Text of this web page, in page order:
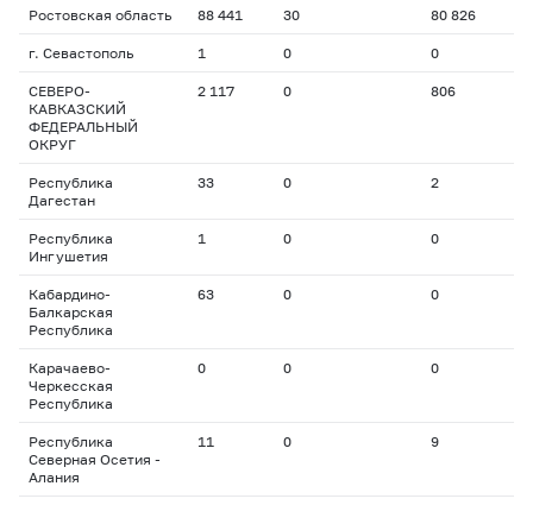
Ростовская область 88 441 30 80 826
г. Севастополь 1 0 0
СЕВЕРО-
КАВКАЗСКИЙ
ФЕДЕРАЛЬНЫЙ
ОКРУГ
2 117 0 806
Республика
Дагестан
33 0 2
Республика
Ингушетия
1 0 0
Кабардино-
Балкарская
Республика
63 0 0
Карачаево-
Черкесская
Республика
0 0 0
Республика
Северная Осетия -
Алания
11 0 9